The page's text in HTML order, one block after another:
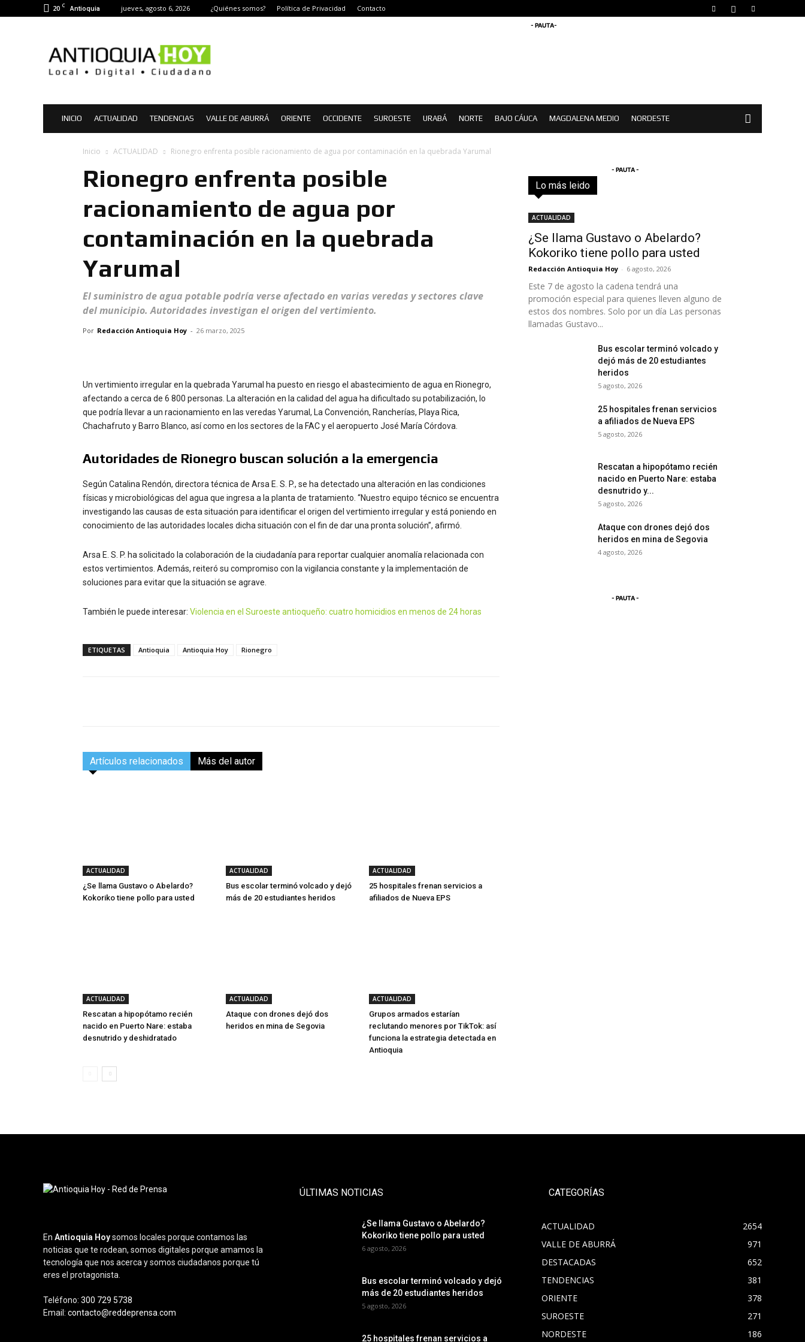
20 C Antioquia jueves, agosto 6, 2026 ¿Quiénes somos? Política de Privacidad Contacto
Hoy
|
Noticias
Antioquia
- PAUTA-
INICIO ACTUALIDAD TENDENCIAS VALLE DE ABURRÁ ORIENTE OCCIDENTE SUROESTE URABÁ NORTE BAJO CÁUCA MAGDALENA MEDIO NORDESTE
Inicio ACTUALIDAD Rionegro enfrenta posible racionamiento de agua por contaminación en la quebrada Yarumal
Rionegro enfrenta posible
racionamiento de agua por
contaminación en la quebrada
Yarumal
El suministro de agua potable podría verse afectado en varias veredas y sectores clave
del municipio. Autoridades investigan el origen del vertimiento.
Por Redacción Antioquia Hoy - 26 marzo, 2025
Un vertimiento irregular en la quebrada Yarumal ha puesto en riesgo el abastecimiento de agua en Rionegro,
afectando a cerca de 6 800 personas. La alteración en la calidad del agua ha dificultado su potabilización, lo
que podría llevar a un racionamiento en las veredas Yarumal, La Convención, Rancherías, Playa Rica,
Chachafruto y Barro Blanco, así como en los sectores de la FAC y el aeropuerto José María Córdova.
Autoridades de Rionegro buscan solución a la emergencia
Según Catalina Rendón, directora técnica de Arsa E. S. P., se ha detectado una alteración en las condiciones
físicas y microbiológicas del agua que ingresa a la planta de tratamiento. “Nuestro equipo técnico se encuentra
investigando las causas de esta situación para identificar el origen del vertimiento irregular y está poniendo en
conocimiento de las autoridades locales dicha situación con el fin de dar una pronta solución”, afirmó.
Arsa E. S. P. ha solicitado la colaboración de la ciudadanía para reportar cualquier anomalía relacionada con
estos vertimientos. Además, reiteró su compromiso con la vigilancia constante y la implementación de
soluciones para evitar que la situación se agrave.
También le puede interesar: Violencia en el Suroeste antioqueño: cuatro homicidios en menos de 24 horas
ETIQUETAS Antioquia Antioquia Hoy Rionegro
Artículos relacionados Más del autor
ACTUALIDAD
¿Se llama Gustavo o Abelardo?
Kokoriko tiene pollo para usted
ACTUALIDAD
Bus escolar terminó volcado y dejó
más de 20 estudiantes heridos
ACTUALIDAD
25 hospitales frenan servicios a
afiliados de Nueva EPS
ACTUALIDAD
Rescatan a hipopótamo recién
nacido en Puerto Nare: estaba
desnutrido y deshidratado
ACTUALIDAD
Ataque con drones dejó dos
heridos en mina de Segovia
ACTUALIDAD
Grupos armados estarían
reclutando menores por TikTok: así
funciona la estrategia detectada en
Antioquia
- PAUTA -
Lo más leidoTodo
ACTUALIDAD
¿Se llama Gustavo o Abelardo?
Kokoriko tiene pollo para usted
Redacción Antioquia Hoy - 6 agosto, 2026
Este 7 de agosto la cadena tendrá una
promoción especial para quienes lleven alguno de
estos dos nombres. Solo por un día Las personas
llamadas Gustavo...
Bus escolar terminó volcado y
dejó más de 20 estudiantes
heridos
5 agosto, 2026
25 hospitales frenan servicios
a afiliados de Nueva EPS
5 agosto, 2026
Rescatan a hipopótamo recién
nacido en Puerto Nare: estaba
desnutrido y...
5 agosto, 2026
Ataque con drones dejó dos
heridos en mina de Segovia
4 agosto, 2026
- PAUTA -
En Antioquia Hoysomos locales porque contamos las
noticias que te rodean, somos digitales porque amamos la
tecnología que nos acerca y somos ciudadanos porque tú
eres el protagonista.
Teléfono: 300 729 5738
Email: contacto@reddeprensa.com
ÚLTIMAS NOTICIAS
¿Se llama Gustavo o Abelardo?
Kokoriko tiene pollo para usted
6 agosto, 2026
Bus escolar terminó volcado y dejó
más de 20 estudiantes heridos
5 agosto, 2026
25 hospitales frenan servicios a
CATEGORÍAS
ACTUALIDAD
2654
VALLE DE ABURRÁ
971
DESTACADAS
652
TENDENCIAS
381
ORIENTE
378
SUROESTE
271
NORDESTE
186